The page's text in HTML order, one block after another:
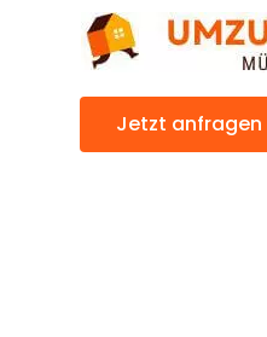
Jetzt anfragen